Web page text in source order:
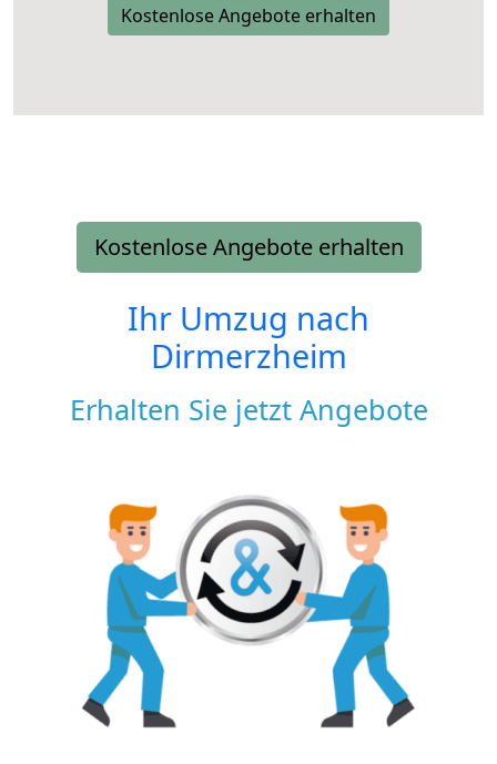
Kostenlose Angebote erhalten
Kostenlose Angebote erhalten
Ihr Umzug nach
Dirmerzheim
Erhalten Sie jetzt Angebote